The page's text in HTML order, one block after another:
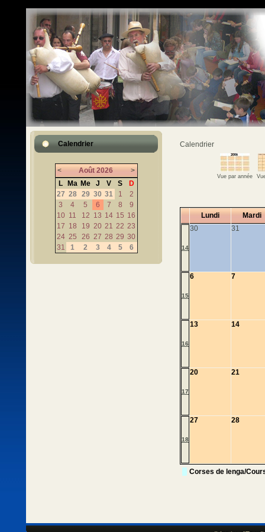
Calendrier
< Août 2026
>
L
Ma Me J V S
D
27 28 29 30 31 1
2
3
4 5 6 7 8
9
10 11 12 13 14 15 16
17 18 19 20 21 22 23
24 25 26 27 28 29 30
31
1 2 3 4 5 6
Calendrier
Vue par année
Lundi Mardi
14
30 31
15
6 7
16
13 14
17
20 21
18
27 28
Corses de lenga/